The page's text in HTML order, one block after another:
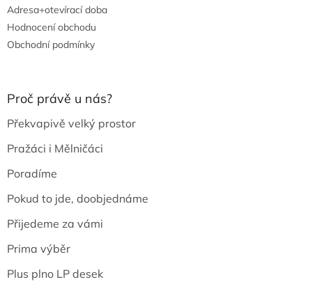
Adresa+otevírací doba
Hodnocení obchodu
Obchodní podmínky
Proč právě u nás?
Překvapivě velký prostor
Pražáci i Mělničáci
Poradíme
Pokud to jde, doobjednáme
Přijedeme za vámi
Prima výběr
Plus plno LP desek